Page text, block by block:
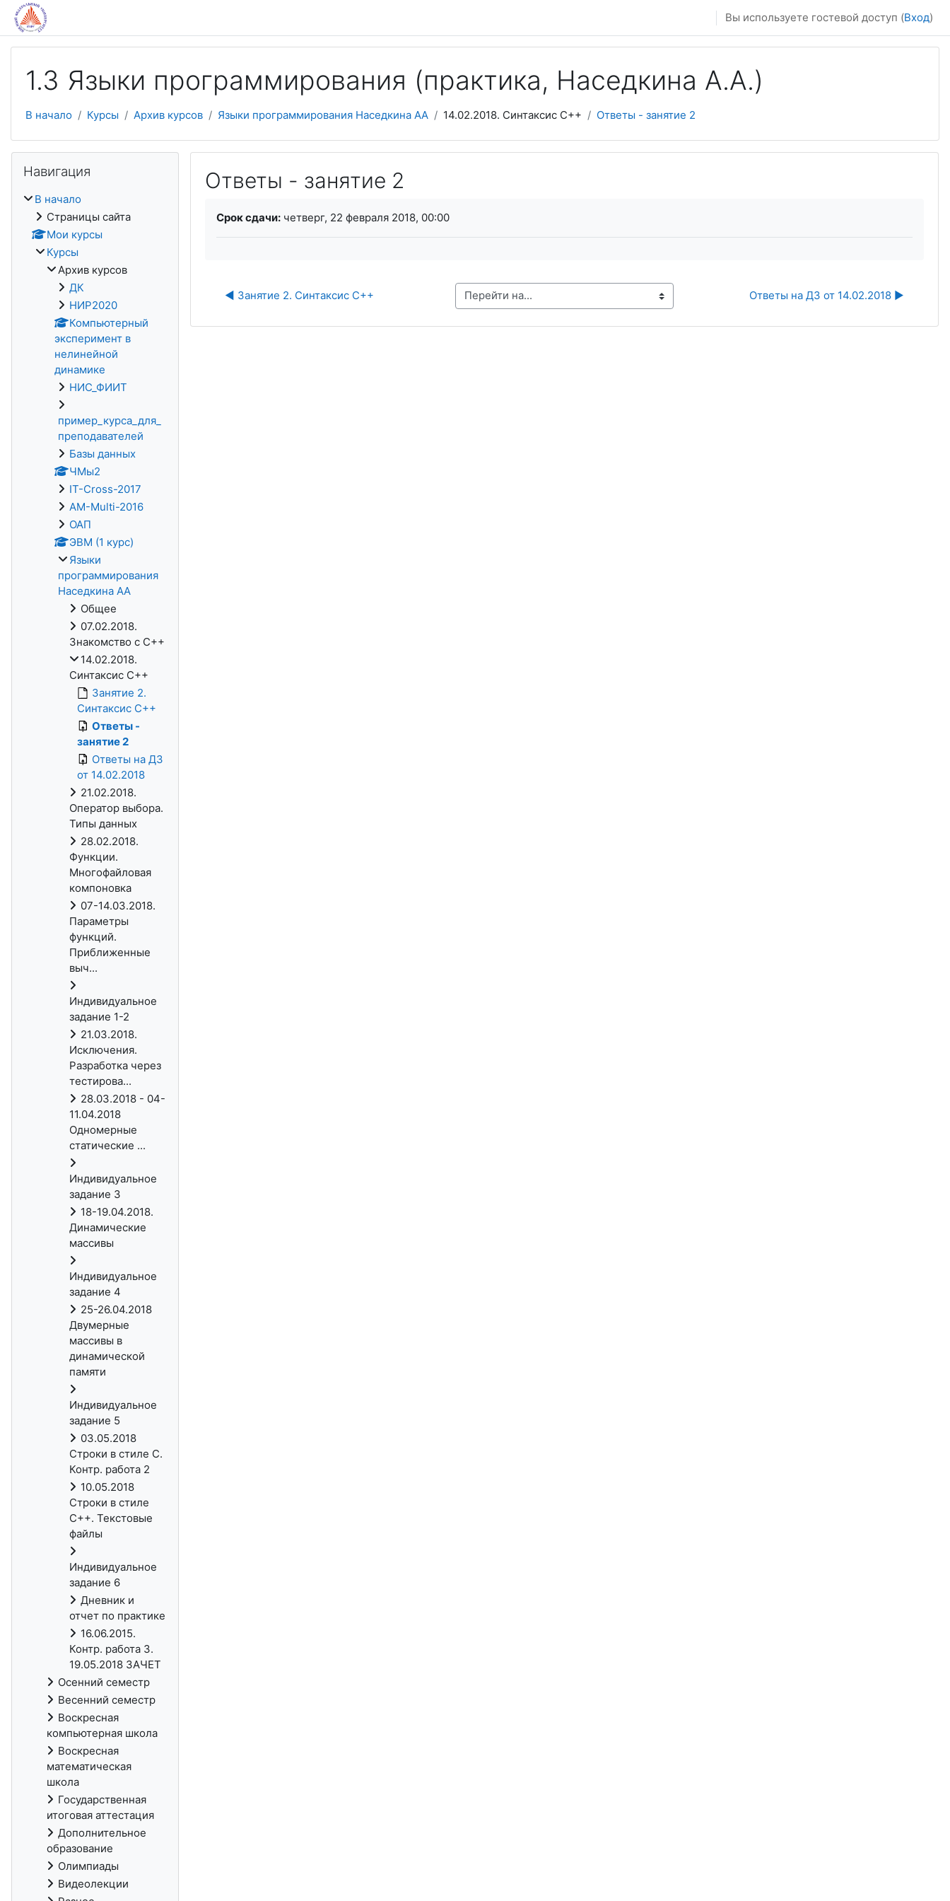
Перейти к основному содержанию
Вы используете гостевой доступ (Вход)
1.3 Языки программирования (практика, Наседкина А.А.)
В начало Курсы Архив курсов Языки программирования Наседкина АА 14.02.2018. Синтаксис C++ Ответы - занятие 2
Ответы - занятие 2
Срок сдачи:четверг, 22 февраля 2018, 00:00
◀︎ Занятие 2. Синтаксис C++ Перейти на... Ответы на ДЗ от 14.02.2018 ▶︎
Навигация
В начало
Страницы сайта
Мои курсы
Курсы
Архив курсов
ДК
НИР2020
Компьютерный
эксперимент в
нелинейной
динамике
НИС_ФИИТ
пример_курса_для_
преподавателей
Базы данных
ЧМы2
IT-Cross-2017
AM-Multi-2016
ОАП
ЭВМ (1 курс)
Языки
программирования
Наседкина АА
Общее
07.02.2018.
Знакомство с C++
14.02.2018.
Синтаксис C++
Занятие 2.
Синтаксис C++
Ответы -
занятие 2
Ответы на ДЗ
от 14.02.2018
21.02.2018.
Оператор выбора.
Типы данных
28.02.2018.
Функции.
Многофайловая
компоновка
07-14.03.2018.
Параметры
функций.
Приближенные
выч...
Индивидуальное
задание 1-2
21.03.2018.
Исключения.
Разработка через
тестирова...
28.03.2018 - 04-
11.04.2018
Одномерные
статические ...
Индивидуальное
задание 3
18-19.04.2018.
Динамические
массивы
Индивидуальное
задание 4
25-26.04.2018
Двумерные
массивы в
динамической
памяти
Индивидуальное
задание 5
03.05.2018
Строки в стиле C.
Контр. работа 2
10.05.2018
Строки в стиле
С++. Текстовые
файлы
Индивидуальное
задание 6
Дневник и
отчет по практике
16.06.2015.
Контр. работа 3.
19.05.2018 ЗАЧЕТ
Осенний семестр
Весенний семестр
Воскресная
компьютерная школа
Воскресная
математическая
школа
Государственная
итоговая аттестация
Дополнительное
образование
Олимпиады
Видеолекции